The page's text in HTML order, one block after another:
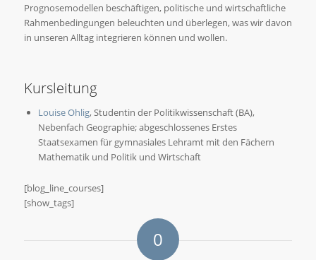
Prognosemodellen beschäftigen, politische und wirtschaftliche
Rahmenbedingungen beleuchten und überlegen, was wir davon
in unseren Alltag integrieren können und wollen.
Kursleitung
Louise Ohlig, Studentin der Politikwissenschaft (BA),
Nebenfach Geographie; abgeschlossenes Erstes
Staatsexamen für gymnasiales Lehramt mit den Fächern
Mathematik und Politik und Wirtschaft
[blog_line_courses]
[show_tags]
0